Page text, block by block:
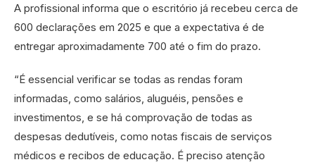
A profissional informa que o escritório já recebeu cerca de
600 declarações em 2025 e que a expectativa é de
entregar aproximadamente 700 até o fim do prazo.
“É essencial verificar se todas as rendas foram
informadas, como salários, aluguéis, pensões e
investimentos, e se há comprovação de todas as
despesas dedutíveis, como notas fiscais de serviços
médicos e recibos de educação. É preciso atenção